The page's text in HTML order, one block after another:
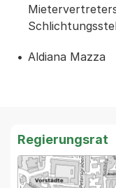
Aldiana Mazza
Regierungsrat